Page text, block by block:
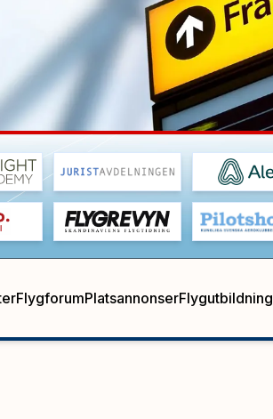
FlygforumPlatsannonserFlygutbildning